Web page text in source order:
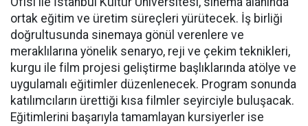
ortak eğitim ve üretim süreçleri yürütecek. İş birliği
doğrultusunda sinemaya gönül verenlere ve
meraklılarına yönelik senaryo, reji ve çekim teknikleri,
kurgu ile film projesi geliştirme başlıklarında atölye ve
uygulamalı eğitimler düzenlenecek. Program sonunda
katılımcıların ürettiği kısa filmler seyirciyle buluşacak.
Eğitimlerini başarıyla tamamlayan kursiyerler ise